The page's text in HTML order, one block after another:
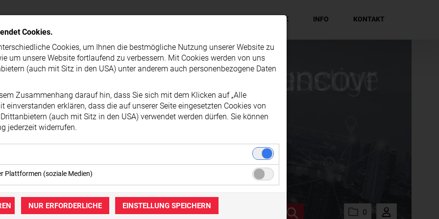
MEDIATHEK INFO KONTAKT
0
Cookies.
Cookies, um Ihnen die best­mögliche Nutzung unserer Website zu
um unsere Website fortlaufend zu verbessern. Mit Cookies werden von uns
(auch mit Sitz in den USA) unter anderem auch personenbezogene Daten
Zusammenhang darauf hin, dass Sie sich mit dem Klicken auf „Alle
ein­ver­standen erklären, dass die auf unserer Seite eingesetzten Cookies von
(auch mit Sitz in den USA) verwendet werden dürfen. Sie können
jederzeit widerrufen.
ermöglichen grundlegende Funktionen und sind für die einwandfreie
erforderlich. Diese Cookies speichern keine personenbezogenen Daten
Dritten übermittelt.
der Website (Erstanbieter)
Plattformen (soziale Medien)
werden. Dadurch werden auch Cookies der Drittanbieter auf Ihrem
Das inkludiert auch Anbieter mit Sitz in den USA.
NUR ERFORDERLICHE EINSTELLUNG SPEICHERN